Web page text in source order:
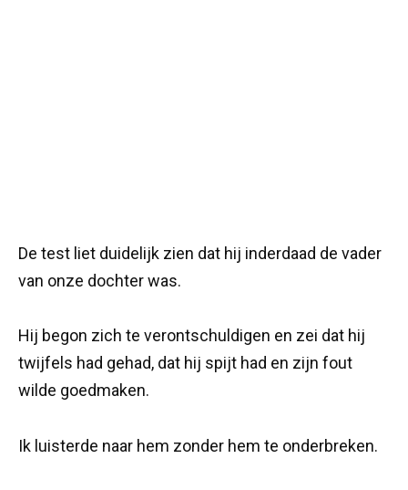
De test liet duidelijk zien dat hij inderdaad de vader
van onze dochter was.
Hij begon zich te verontschuldigen en zei dat hij
twijfels had gehad, dat hij spijt had en zijn fout
wilde goedmaken.
Ik luisterde naar hem zonder hem te onderbreken.